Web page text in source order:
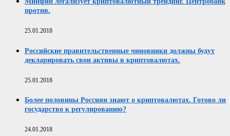
против.
25.01.2018
Российские правительственные чиновники должны будут
декларировать свои активы в криптовалютах.
25.01.2018
Более половины Россиян знают о криптовалютах. Готово ли
государство к регулированию?
24.01.2018